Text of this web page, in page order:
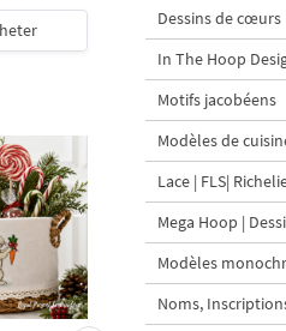
$5.5 |
Dessins de cœurs
In The Hoop
Motifs jacobéens
Modèles de
Lace | FLS|
Mega Hoop |
Modèles
Noms,